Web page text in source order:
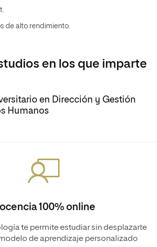
de alto rendimiento.
en los que imparte
en Dirección y Gestión
Humanos
100% online
te permite estudiar sin desplazarte
de aprendizaje personalizado